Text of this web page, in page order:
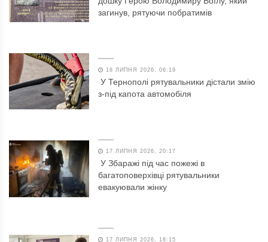
загинув, рятуючи побратимів
18 ЛИПНЯ 2026, 06:19
У Тернополі рятувальники дістали змію
з-під капота автомобіля
17 ЛИПНЯ 2026, 20:17
У Збаражі під час пожежі в
багатоповерхівці рятувальники
евакуювали жінку
17 ЛИПНЯ 2026, 18:15